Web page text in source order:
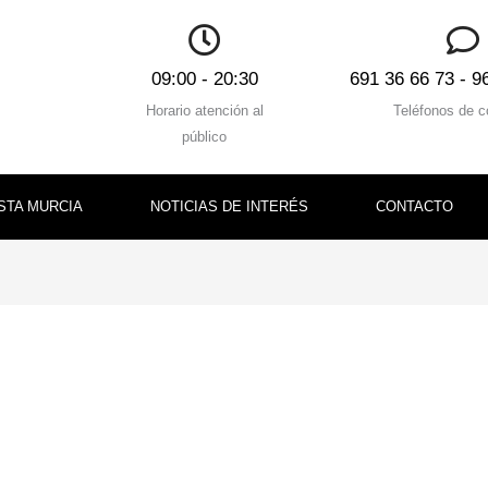
09:00 - 20:30
Horario atención al
público
691 36 66 73 -
Teléfonos de
MURCIA NOTICIAS DE INTERÉS CONTACTO